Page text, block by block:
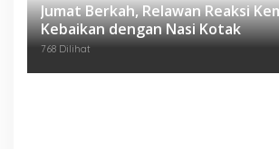
Jumat Berkah, Relawan Reaksi
Kebaikan dengan Nasi Kotak
768 Dilihat